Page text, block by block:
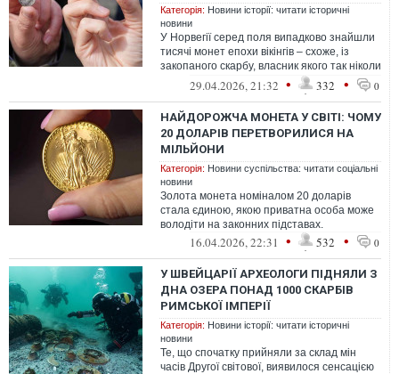
Категорія: Новини історії: читати історичні
новини
У Норвегії серед поля випадково знайшли
тисячі монет епохи вікінгів – схоже, із
закопаного скарбу, власник якого так ніколи
і не повернувся за ним; це...
29.04.2026, 21:32 • 332 • 0
НАЙДОРОЖЧА МОНЕТА У СВІТІ: ЧОМУ
20 ДОЛАРІВ ПЕРЕТВОРИЛИСЯ НА
МІЛЬЙОНИ
Категорія: Новини суспільства: читати соціальні
новини
Золота монета номіналом 20 доларів
стала єдиною, якою приватна особа може
володіти на законних підставах.
16.04.2026, 22:31 • 532 • 0
У ШВЕЙЦАРІЇ АРХЕОЛОГИ ПІДНЯЛИ З
ДНА ОЗЕРА ПОНАД 1000 СКАРБІВ
РИМСЬКОЇ ІМПЕРІЇ
Категорія: Новини історії: читати історичні
новини
Те, що спочатку прийняли за склад мін
часів Другої світової, виявилося сенсацією